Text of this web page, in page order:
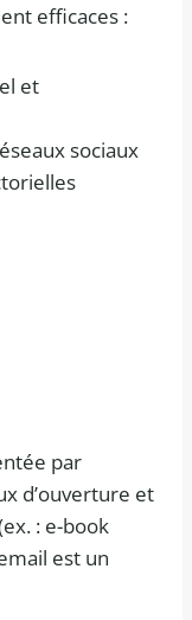
efficaces :
et
sociaux
par
d’ouverture et
: e-book
est un